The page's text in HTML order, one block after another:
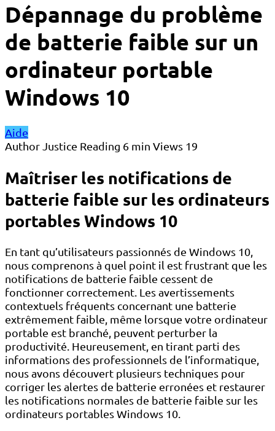
Dépannage du problème
de batterie faible sur un
ordinateur portable
Windows 10
Aide
AuthorJustice Reading 6 min Views 19
Maîtriser les notifications de
batterie faible sur les ordinateurs
portables Windows 10
En tant qu’utilisateurs passionnés de Windows 10,
nous comprenons à quel point il est frustrant que les
notifications de batterie faible cessent de
fonctionner correctement. Les avertissements
contextuels fréquents concernant une batterie
extrêmement faible, même lorsque votre ordinateur
portable est branché, peuvent perturber la
productivité. Heureusement, en tirant parti des
informations des professionnels de l’informatique,
nous avons découvert plusieurs techniques pour
corriger les alertes de batterie erronées et restaurer
les notifications normales de batterie faible sur les
ordinateurs portables Windows 10.